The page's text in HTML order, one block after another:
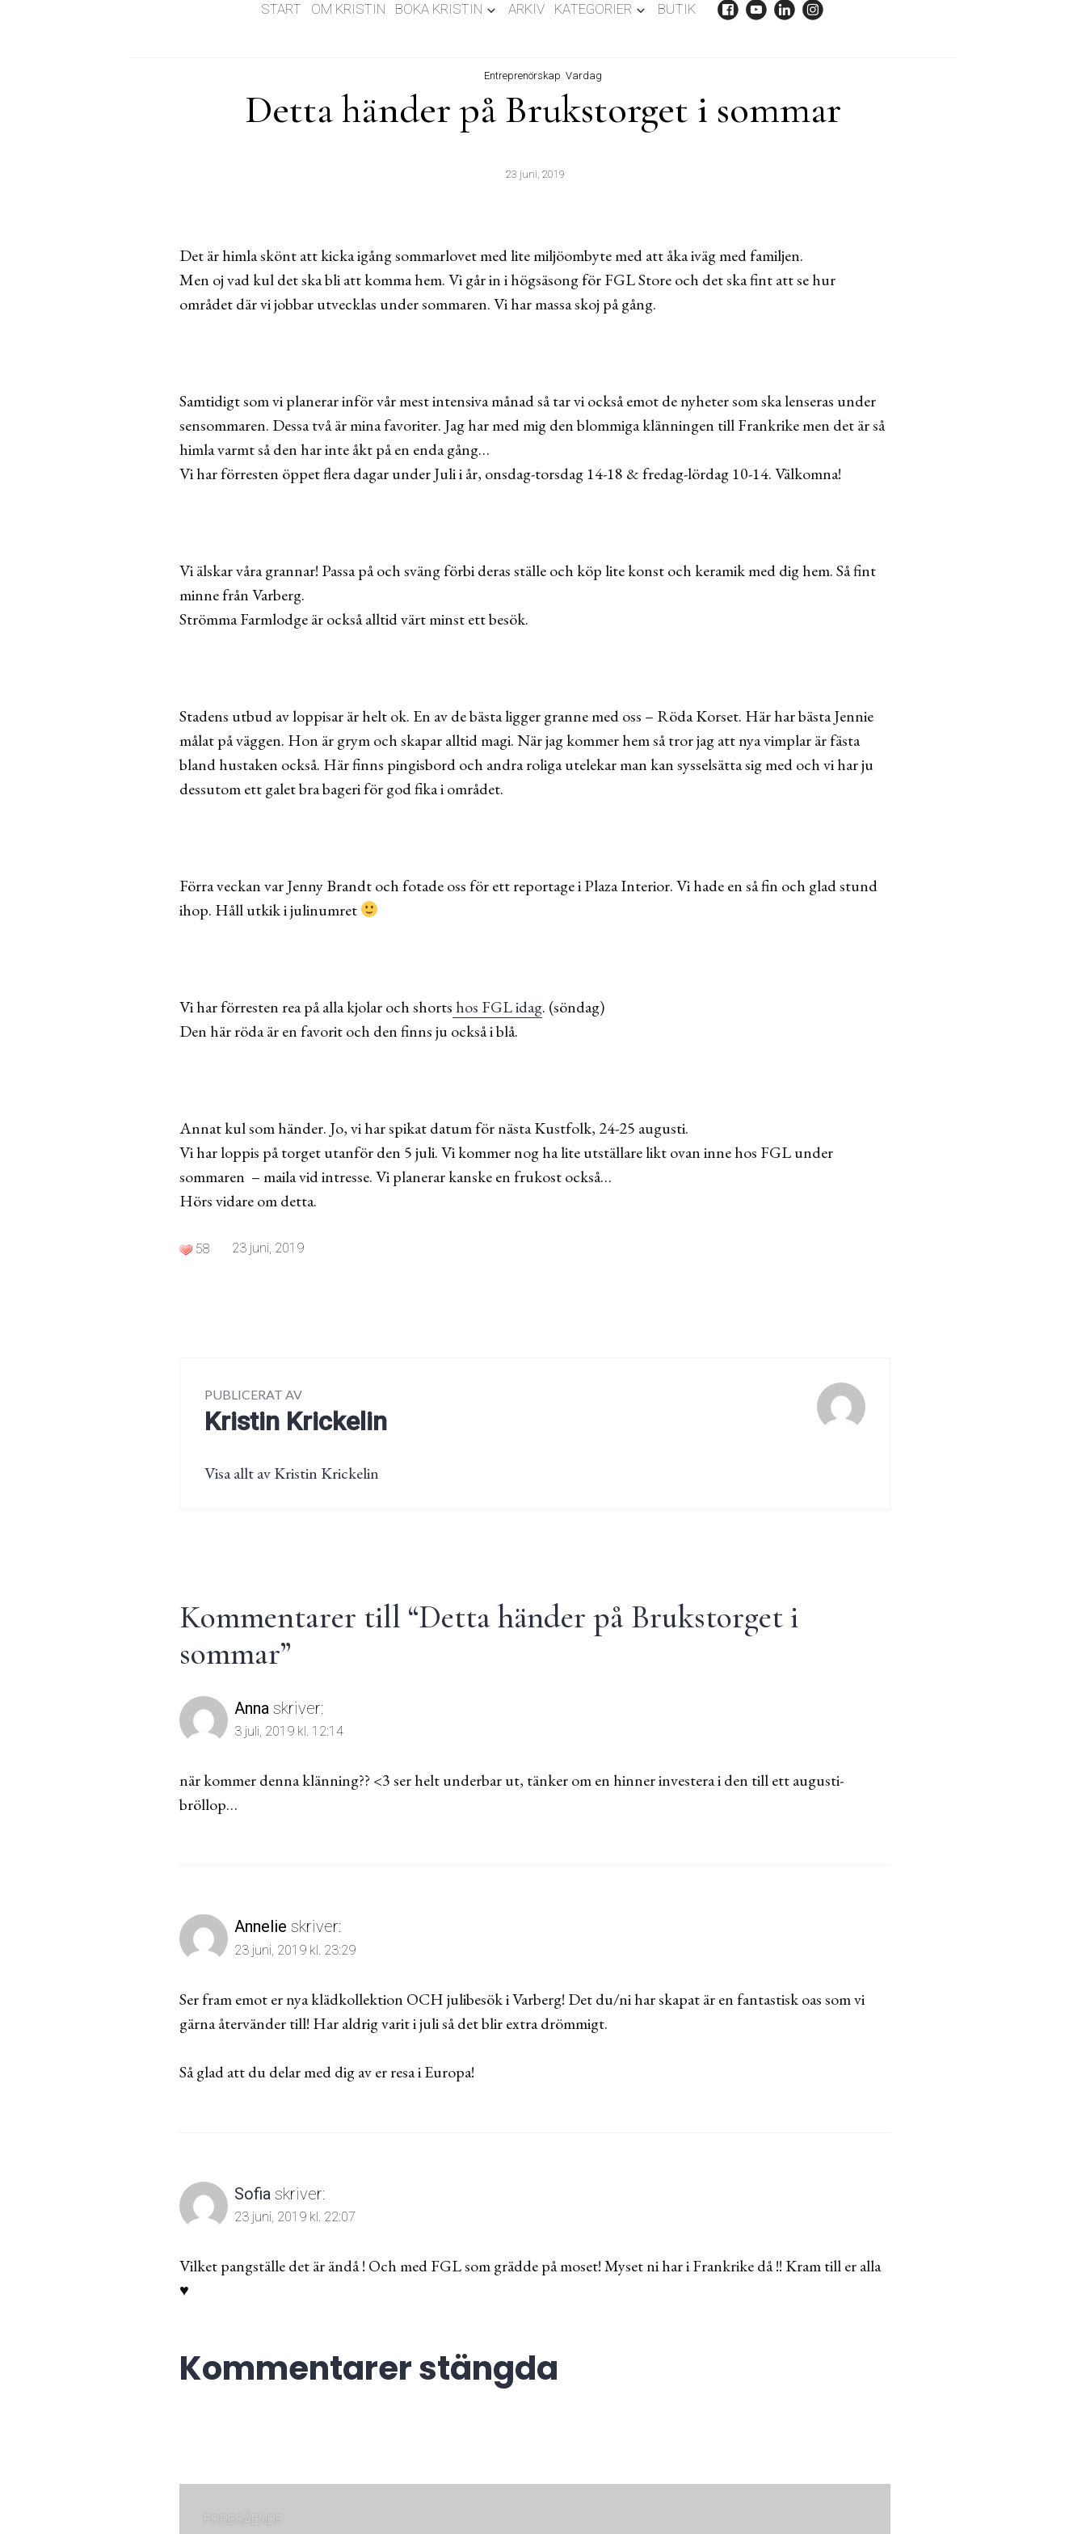
START OM KRISTIN BOKA KRISTIN ARKIV KATEGORIER BUTIK
Entreprenörskap Vardag
Detta händer på Brukstorget i sommar
23 juni, 2019
Det är himla skönt att kicka igång sommarlovet med lite miljöombyte med att åka iväg med familjen.
Men oj vad kul det ska bli att komma hem. Vi går in i högsäsong för FGL Store och det ska fint att se hur
området där vi jobbar utvecklas under sommaren. Vi har massa skoj på gång.
Samtidigt som vi planerar inför vår mest intensiva månad så tar vi också emot de nyheter som ska lenseras under
sensommaren. Dessa två är mina favoriter. Jag har med mig den blommiga klänningen till Frankrike men det är så
himla varmt så den har inte åkt på en enda gång…
Vi har förresten öppet flera dagar under Juli i år, onsdag-torsdag 14-18 & fredag-lördag 10-14. Välkomna!
Vi älskar våra grannar! Passa på och sväng förbi deras ställe och köp lite konst och keramik med dig hem. Så fint
minne från Varberg.
Strömma Farmlodge är också alltid värt minst ett besök.
Stadens utbud av loppisar är helt ok. En av de bästa ligger granne med oss – Röda Korset. Här har bästa Jennie
målat på väggen. Hon är grym och skapar alltid magi. När jag kommer hem så tror jag att nya vimplar är fästa
bland hustaken också. Här finns pingisbord och andra roliga utelekar man kan sysselsätta sig med och vi har ju
dessutom ett galet bra bageri för god fika i området.
Förra veckan var Jenny Brandt och fotade oss för ett reportage i Plaza Interior. Vi hade en så fin och glad stund
ihop. Håll utkik i julinumret
Vi har förresten rea på alla kjolar och shorts hos FGL idag. (söndag)
Den här röda är en favorit och den finns ju också i blå.
Annat kul som händer. Jo, vi har spikat datum för nästa Kustfolk, 24-25 augusti.
Vi har loppis på torget utanför den 5 juli. Vi kommer nog ha lite utställare likt ovan inne hos FGL under
sommaren – maila vid intresse. Vi planerar kanske en frukost också…
Hörs vidare om detta.
58 23 juni, 2019
PUBLICERAT AV
Kristin Krickelin
Visa allt av Kristin Krickelin
Kommentarer till “Detta händer på Brukstorget i
sommar”
Anna skriver:
3 juli, 2019 kl. 12:14
när kommer denna klänning?? <3 ser helt underbar ut, tänker om en hinner investera i den till ett augusti-
bröllop…
Annelie skriver:
23 juni, 2019 kl. 23:29
Ser fram emot er nya klädkollektion OCH julibesök i Varberg! Det du/ni har skapat är en fantastisk oas som vi
gärna återvänder till! Har aldrig varit i juli så det blir extra drömmigt.
Så glad att du delar med dig av er resa i Europa!
Sofia skriver:
23 juni, 2019 kl. 22:07
Vilket pangställe det är ändå ! Och med FGL som grädde på moset! Myset ni har i Frankrike då !! Kram till er alla
♥️
Kommentarer stängda
Inläggsnavigering
FÖREGÅENDE